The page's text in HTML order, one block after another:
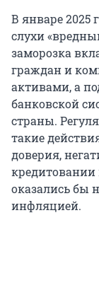
В январе 2025
слухи
заморозка
граждан и
активами, а
банковской
страны.
такие
доверия,
кредитовании
оказались бы
инфляцией.